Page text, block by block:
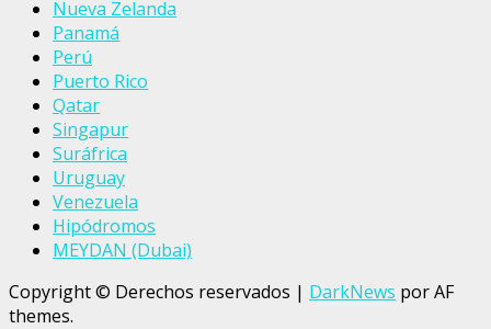
Nueva Zelanda
Panamá
Perú
Puerto Rico
Qatar
Singapur
Suráfrica
Uruguay
Venezuela
Hipódromos
MEYDAN (Dubai)
Copyright © Derechos reservados | DarkNews por AF
themes.